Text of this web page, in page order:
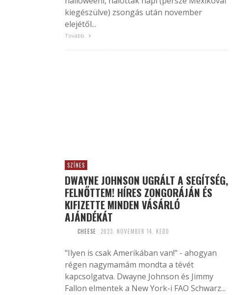
kiegészülve) zsongás után november
elejétől...
Tovább
SZÍNES
DWAYNE JOHNSON UGRÁLT A SEGÍTSÉG,
FELNŐTTEM! HÍRES ZONGORÁJÁN ÉS
KIFIZETTE MINDEN VÁSÁRLÓ
AJÁNDÉKÁT
CHEESE 2023. NOVEMBER 14. KEDD
"Ilyen is csak Amerikában van!" - ahogyan
régen nagymamám mondta a tévét
kapcsolgatva. Dwayne Johnson és Jimmy
Fallon elmentek a New York-i FAO Schwarz...